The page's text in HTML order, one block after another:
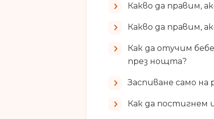
Какво да правим,
Какво да правим,
Как да отучим
през нощта?
Заспиване само на
Как да постигнем